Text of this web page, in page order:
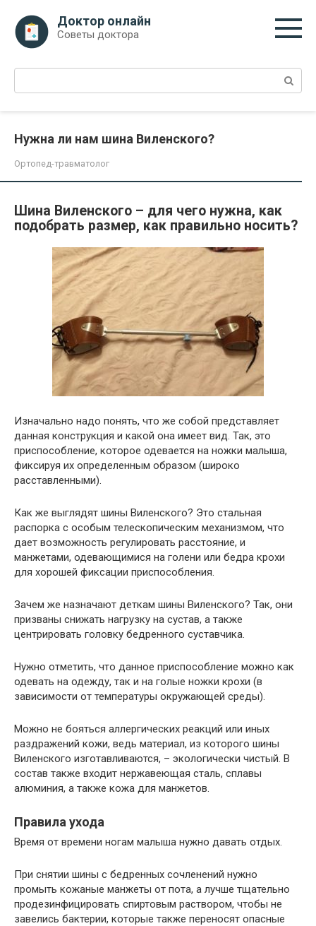
контенту
Доктор онлайн
Советы доктора
Поиск:
Нужна ли нам шина Виленского?
Ортопед-травматолог
Шина Виленского – для чего нужна, как
подобрать размер, как правильно носить?
Изначально надо понять, что же собой представляет
данная конструкция и какой она имеет вид. Так, это
приспособление, которое одевается на ножки малыша,
фиксируя их определенным образом (широко
расставленными).
Как же выглядят шины Виленского? Это стальная
распорка с особым телескопическим механизмом, что
дает возможность регулировать расстояние, и
манжетами, одевающимися на голени или бедра крохи
для хорошей фиксации приспособления.
Зачем же назначают деткам шины Виленского? Так, они
призваны снижать нагрузку на сустав, а также
центрировать головку бедренного суставчика.
Нужно отметить, что данное приспособление можно как
одевать на одежду, так и на голые ножки крохи (в
зависимости от температуры окружающей среды).
Можно не бояться аллергических реакций или иных
раздражений кожи, ведь материал, из которого шины
Виленского изготавливаются, – экологически чистый. В
состав также входит нержавеющая сталь, сплавы
алюминия, а также кожа для манжетов.
Правила ухода
Время от времени ногам малыша нужно давать отдых.
При снятии шины с бедренных сочленений нужно
промыть кожаные манжеты от пота, а лучше тщательно
продезинфицировать спиртовым раствором, чтобы не
завелись бактерии, которые также переносят опасные